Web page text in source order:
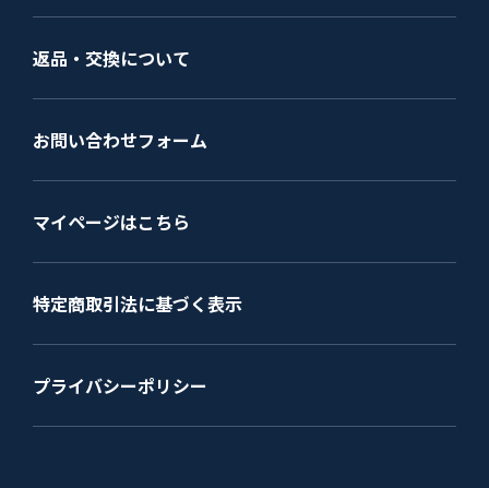
返品・交換について
お問い合わせフォーム
マイページはこちら
特定商取引法に基づく表示
プライバシーポリシー